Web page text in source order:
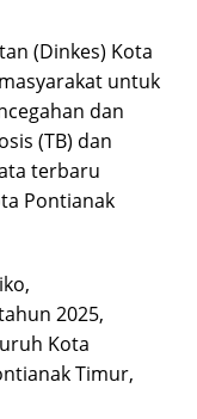
(Dinkes) Kota
untuk
dan
(TB) dan
terbaru
Pontianak
2025,
Kota
Timur,